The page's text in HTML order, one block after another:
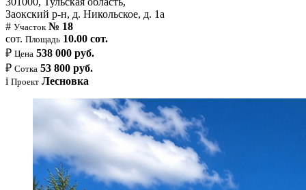
Заокский р-н, д. Никольское, д. 1а
# Участок № 18
сот. Площадь 10.00 сот.
₽ Цена 538 000 руб.
₽ Сотка 53 800 руб.
i Проект Лесновка